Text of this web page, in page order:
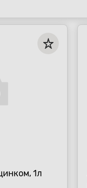
с цинком, 1л